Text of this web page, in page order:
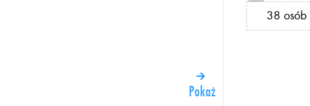
Pokaż
38 osób